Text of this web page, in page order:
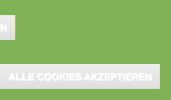
der Pandemie wurden nur 35
Prozent.
Bedeutung von Qualifizierung in
ALLE COOKIES AKZEPTIEREN